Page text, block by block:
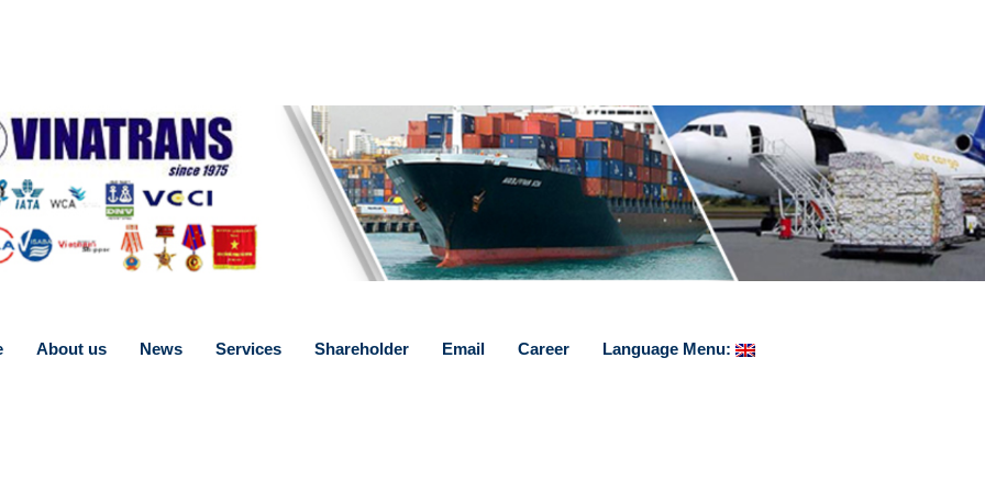
About us News Services Shareholder Email Career Language Menu: